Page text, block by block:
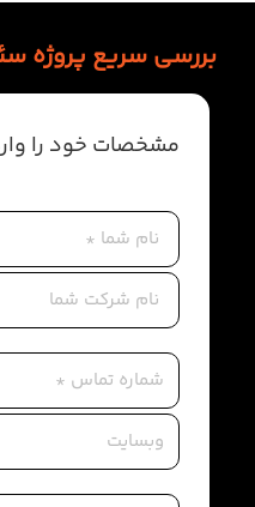
بررسی سریع پروژه
مشخصات خود را